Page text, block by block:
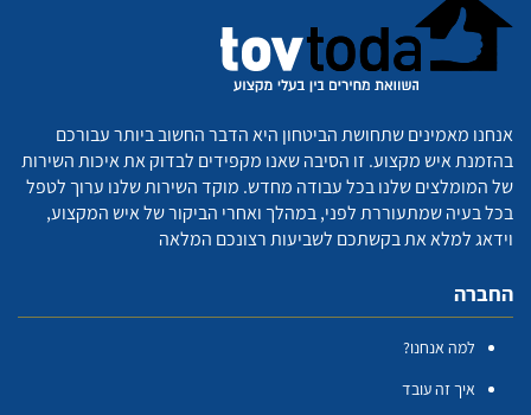
אנחנו מאמינים שתחושת הביטחון היא הדבר החשוב ביותר עבורכם
בהזמנת איש מקצוע. זו הסיבה שאנו מקפידים לבדוק את איכות השירות
של המומלצים שלנו בכל עבודה מחדש. מוקד השירות שלנו ערוך לטפל
בכל בעיה שמתעוררת לפני, במהלך ואחרי הביקור של איש המקצוע,
וידאג למלא את בקשתכם לשביעות רצונכם המלאה
החברה
למה אנחנו?
איך זה עובד